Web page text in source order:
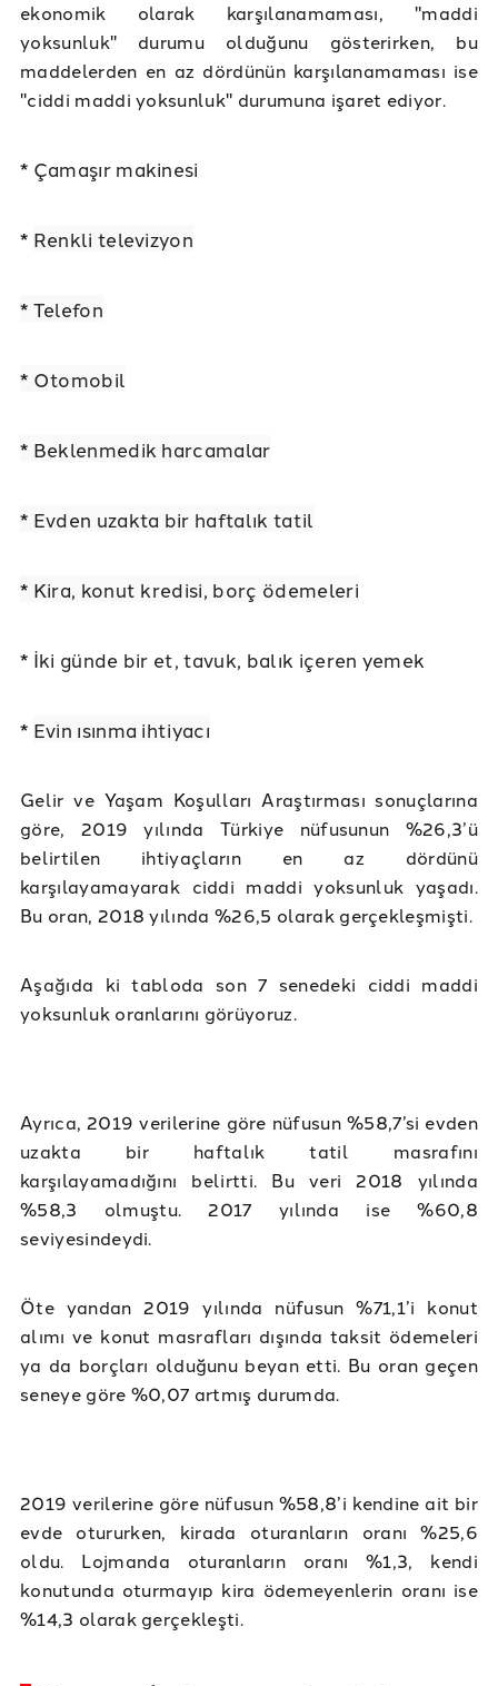
ekonomik olarak karşılanamaması, "maddi
yoksunluk" durumu olduğunu gösterirken, bu
maddelerden en az dördünün karşılanamaması ise
"ciddi maddi yoksunluk" durumuna işaret ediyor.
* Çamaşır makinesi
* Renkli televizyon
* Telefon
* Otomobil
* Beklenmedik harcamalar
* Evden uzakta bir haftalık tatil
* Kira, konut kredisi, borç ödemeleri
* İki günde bir et, tavuk, balık içeren yemek
* Evin ısınma ihtiyacı
Gelir ve Yaşam Koşulları Araştırması sonuçlarına
göre, 2019 yılında Türkiye nüfusunun %26,3’ü
belirtilen ihtiyaçların en az dördünü
karşılayamayarak ciddi maddi yoksunluk yaşadı.
Bu oran, 2018 yılında %26,5 olarak gerçekleşmişti.
Aşağıda ki tabloda son 7 senedeki ciddi maddi
yoksunluk oranlarını görüyoruz.
Ayrıca, 2019 verilerine göre nüfusun %58,7’si evden
uzakta bir haftalık tatil masrafını
karşılayamadığını belirtti. Bu veri 2018 yılında
%58,3 olmuştu. 2017 yılında ise %60,8
seviyesindeydi.
Öte yandan 2019 yılında nüfusun %71,1’i konut
alımı ve konut masrafları dışında taksit ödemeleri
ya da borçları olduğunu beyan etti. Bu oran geçen
seneye göre %0,07 artmış durumda.
2019 verilerine göre nüfusun %58,8’i kendine ait bir
evde otururken, kirada oturanların oranı %25,6
oldu. Lojmanda oturanların oranı %1,3, kendi
konutunda oturmayıp kira ödemeyenlerin oranı ise
%14,3 olarak gerçekleşti.